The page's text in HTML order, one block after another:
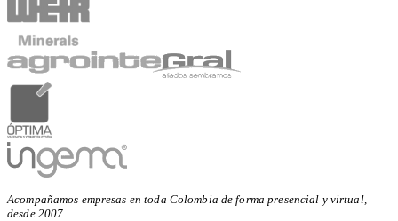
Acompañamos empresas entoda Colombia de forma presencial y virtual,
desde 2007.